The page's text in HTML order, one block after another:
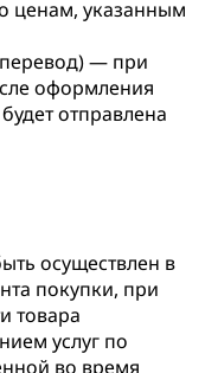
ценам, указанным
— при
оформления
отправлена
осуществлен в
покупки, при
товара
услуг по
во время